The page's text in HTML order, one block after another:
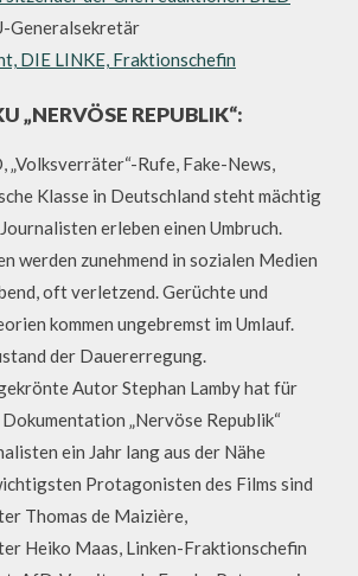
Generalsekretär
DIE LINKE, Fraktionschefin
„NERVÖSE REPUBLIK“:
„Volksverräter“-Rufe, Fake-News,
Klasse in Deutschland steht mächtig
erleben einen Umbruch.
werden zunehmend in sozialen Medien
oft verletzend. Gerüchte und
kommen ungebremst im Umlauf.
der Dauererregung.
Autor Stephan Lamby hat für
„Nervöse Republik“
ein Jahr lang aus der Nähe
Protagonisten des Films sind
Thomas de Maizière,
Heiko Maas, Linken-Fraktionschefin